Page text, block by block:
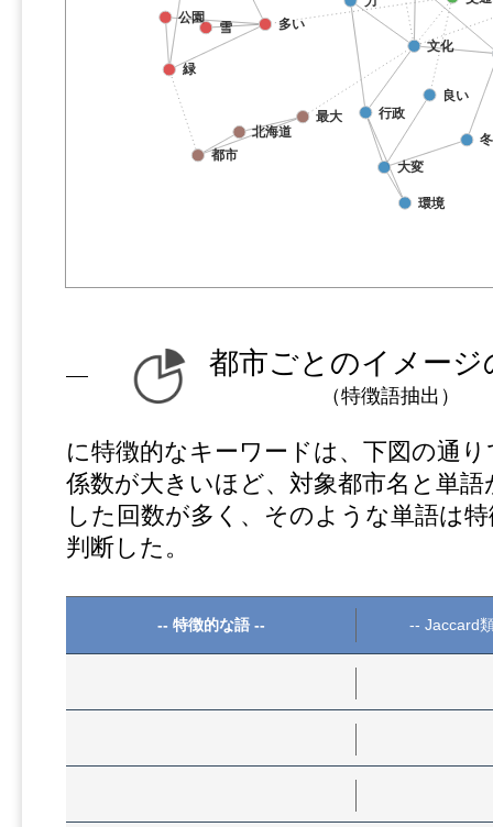
都市ごとのイメージ
（特徴語抽出）
に特徴的なキーワードは、下図の通
係数が大きいほど、対象都市名と単語
した回数が多く、そのような単語は
判断した。
-- 特徴的な語 -- -- Jaccard